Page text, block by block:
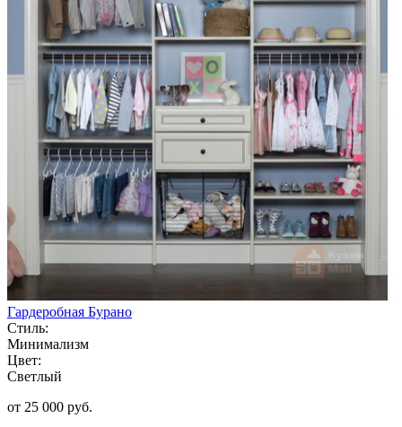
Гардеробная Бурано
Стиль:
Минимализм
Цвет:
Светлый
от 25 000 руб.